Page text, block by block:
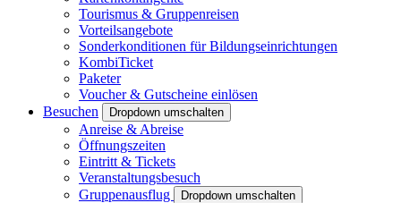
Tourismus & Gruppenreisen
Vorteilsangebote
Sonderkonditionen für Bildungseinrichtungen
KombiTicket
Paketer
Voucher & Gutscheine einlösen
Besuchen
Dropdown umschalten
Anreise & Abreise
Öffnungszeiten
Eintritt & Tickets
Veranstaltungsbesuch
Gruppenausflug
Dropdown umschalten